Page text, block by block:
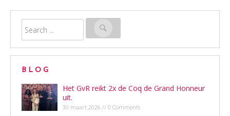
BLOG
Het GvR reikt 2x de Coq de Grand Honneur
uit.
30 maart 2026 // 0 Comments